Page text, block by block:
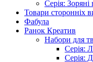
Серія: Зоряні
Товари сторонніх
Фабула
Ранок Креатив
Набори для
Серія:
Серія: